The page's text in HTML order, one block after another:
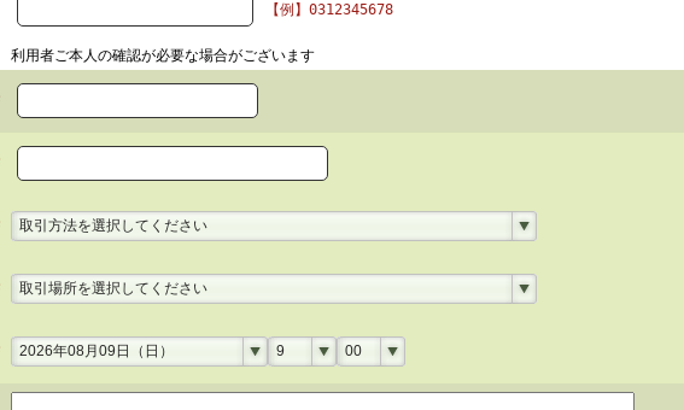
【例】0312345678
利用者ご本人の確認が必要な場合がございます
取引方法を選択してください
取引場所を選択してください
2026年08月09日（日） 9 00